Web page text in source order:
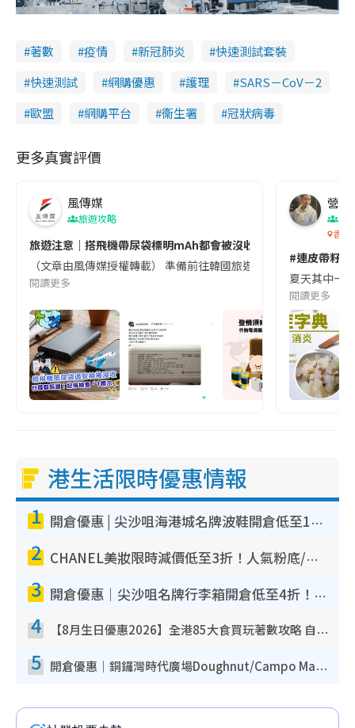
著數 疫情 新冠肺炎
快速測試套裝
快速測試
網購優惠 護理
SARS－CoV－2
歐盟
網購平台 衞生署 冠狀病毒
更多真實評價
風傳媒
旅遊攻略
旅遊注意｜搭飛機帶尿袋標明mAh都會被沒收😱出發前切記檢查
（文章由風傳媒授權轉載） 準備前往韓國旅遊的民眾，近期要
閱讀更多
營養
香港
#連皮帶籽
夏天其中一
閱讀更多
港生活限時優惠情報
1 開倉優惠 | 尖沙咀海港城名牌波鞋開倉低至1折！On鞋$899起／Joy&Peace鞋履$98起
2 CHANEL美妝限時減價低至3折！人氣粉底/唇膏/精華液低至$275！COCO香水都有平
3 開倉優惠｜尖沙咀名牌行李箱開倉低至4折！一連5日 American Tourister/ace./Hallmark $200起！
4 【8月生日優惠2026】全港85大食買玩著數攻略 自助餐/火鍋放題同行免費＋誠品/DONKI送現金券
5 開倉優惠｜銅鑼灣時代廣場Doughnut/Campo Marzio開倉低至1折！背囊、書包、手袋劈價$200起